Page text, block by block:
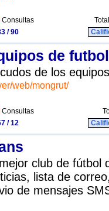
Consultas
/ 90
de futbol
de los
web/mongrut/
Consultas
/ 12
club de fútbol
lista de
de mensajes